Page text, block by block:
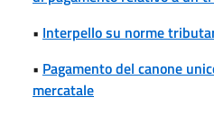
• Interpello su norme
• Pagamento del canone
mercatale